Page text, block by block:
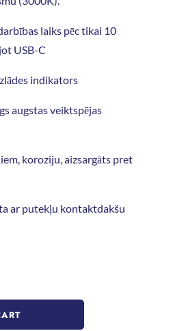
laiks pēc tikai 10
USB-C
indikators
augstas veiktspējas
koroziju, aizsargāts pret
ar putekļu kontaktdakšu